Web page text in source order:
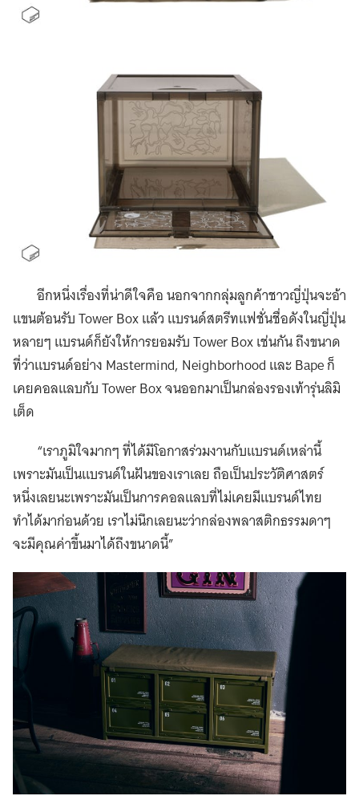
อีกหนึ่งเรื่องที่น่าดีใจคือ นอกจากกลุ่มลูกค้าชาวญี่ปุ่นจะอ้า
แขนต้อนรับ Tower Box แล้ว แบรนด์สตรีทแฟชั่นชื่อดังในญี่ปุ่น
หลายๆ แบรนด์ก็ยังให้การยอมรับ Tower Box เช่นกัน ถึงขนาด
ที่ว่าแบรนด์อย่าง Mastermind, Neighborhood และ Bape ก็
เคยคอลแลบกับ Tower Box จนออกมาเป็นกล่องรองเท้ารุ่นลิมิ
เต็ด
“เราภูมิใจมากๆ ที่ได้มีโอกาสร่วมงานกับแบรนด์เหล่านี้
เพราะมันเป็นแบรนด์ในฝันของเราเลย ถือเป็นประวัติศาสตร์
หนึ่งเลยนะเพราะมันเป็นการคอลแลบที่ไม่เคยมีแบรนด์ไทย
ทำได้มาก่อนด้วย เราไม่นึกเลยนะว่ากล่องพลาสติกธรรมดาๆ
จะมีคุณค่าขึ้นมาได้ถึงขนาดนี้”